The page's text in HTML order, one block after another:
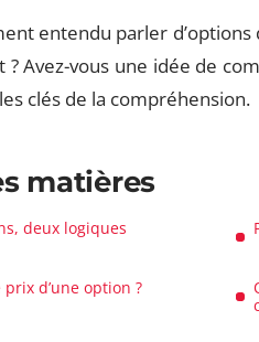
entendu parler d’options
? Avez-vous une idée de
clés de la compréhension.
matières
deux logiques
d’une option ?